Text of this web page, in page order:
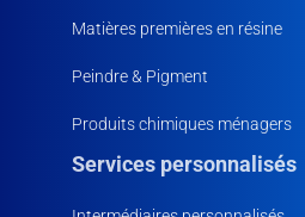
Matières premières en résine
Peindre & Pigment
Produits chimiques ménagers
Services personnalisés